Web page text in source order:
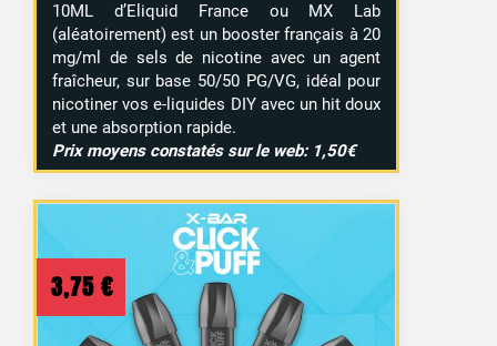
10ML d’Eliquid France ou MX Lab
(aléatoirement) est un booster français à 20
mg/ml de sels de nicotine avec un agent
fraîcheur, sur base 50/50 PG/VG, idéal pour
nicotiner vos e-liquides DIY avec un hit doux
et une absorption rapide.
Prix moyens constatés sur le web: 1,50€
3,75 €